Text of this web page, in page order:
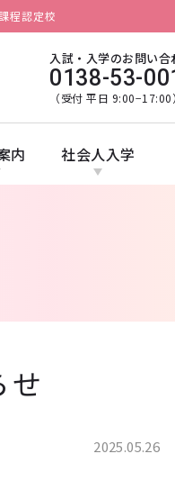
程認定校
入試・入学のお問い合
0138-53-
（受付 平日 9:00−17:00）
内 社会人入学
2025.05.26